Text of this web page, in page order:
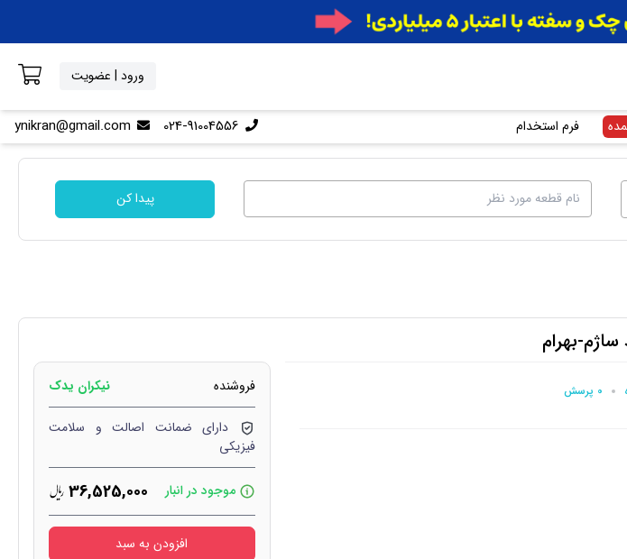
ورود | عضویت
فرم استخدام 024-91004556
ynikran@gmail.com
پیدا کن
0 پرسش‌ فروشنده نیکران یدک
دارای ضمانت اصالت و سلامت
فیزیکی
موجود در انبار 36,525,000
افزودن به سبد